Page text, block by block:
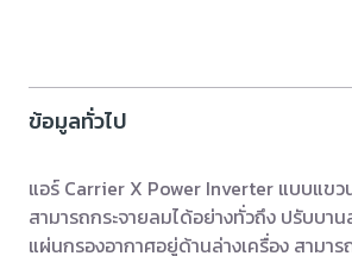
ข้อมูลทั่วไป
แอร์ Carrier X Power Inverter แบบแขว
สามารถกระจายลมได้อย่างทั่วถึง ปรับบา
แผ่นกรองอากาศอยู่ด้านล่างเครื่อง สามา